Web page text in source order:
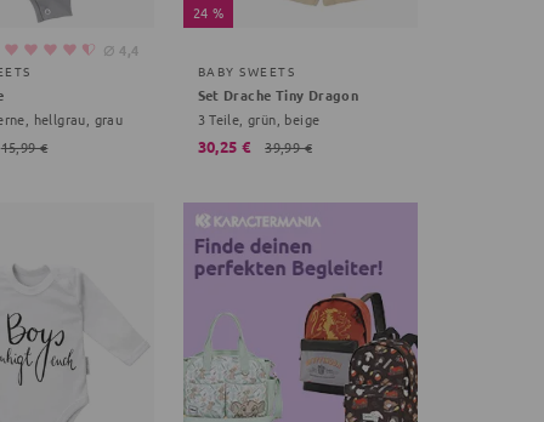
⌀ 4,4
hellgrau, grau
15,99 €
24 %
BABY SWEETS
Set Drache Tiny Dragon
3 Teile, grün, beige
30,25 € 39,99 €